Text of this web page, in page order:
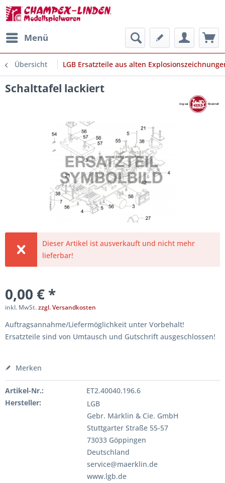
Menü
Übersicht LGB Ersatzteile aus alten
Schalttafel lackiert
Dieser Artikel ist ausverkauft und nicht mehr
lieferbar!
0,00 € *
inkl. MwSt.zzgl. Versandkosten
Auftragsannahme/Liefermöglichkeit unter Vorbehalt!
Ersatzteile sind von Umtausch und Gutschrift ausgeschlossen!
Merken
Artikel-Nr.:
ET2.40040.196.6
Hersteller:
LGB
Gebr. Märklin & Cie. GmbH
Stuttgarter Straße 55-57
73033 Göppingen
Deutschland
service@maerklin.de
www.lgb.de